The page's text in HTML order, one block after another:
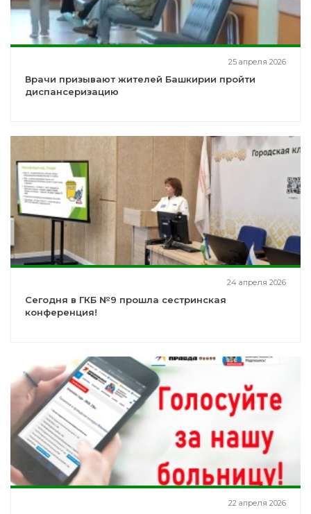
25 апреля 2026
Врачи призывают жителей Башкирии пройти
диспансеризацию
24 апреля 2026
Сегодня в ГКБ №9 прошла сестринская
конференция!
22 апреля 2026